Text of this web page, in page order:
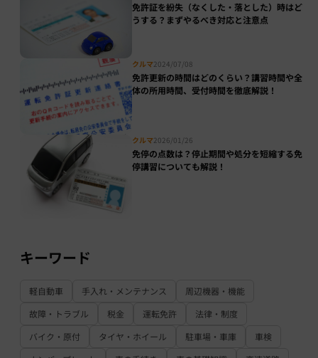
免許証を紛失（なくした・落とした）時はど
うする？まずやるべき対応と注意点
クルマ2024/07/08
免許更新の時間はどのくらい？講習時間や全
体の所用時間、受付時間を徹底解説！
クルマ2026/01/26
免停の点数は？停止期間や処分を短縮する免
停講習についても解説！
キーワード
軽自動車 手入れ・メンテナンス
周辺機器・機能
故障・トラブル
税金 運転免許
法律・制度
バイク・原付
タイヤ・ホイール 駐車場・車庫
車検